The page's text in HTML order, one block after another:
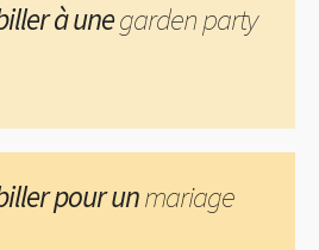
à unegarden party
pour unmariage